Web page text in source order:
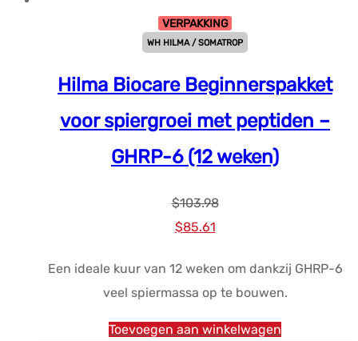
VERPAKKING
WH HILMA / SOMATROP
Hilma Biocare Beginnerspakket
voor spiergroei met peptiden –
GHRP-6 (12 weken)
$103.98
Oorspronkelijke
was:
$103.98.
$85.61Huidige
is:
$85.61.
Een ideale kuur van 12 weken om dankzij GHRP-6
veel spiermassa op te bouwen.
Toevoegen aan winkelwagen